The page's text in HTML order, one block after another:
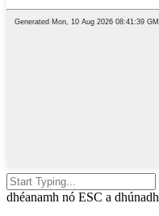
dhéanamh nó ESC a dhúnadh